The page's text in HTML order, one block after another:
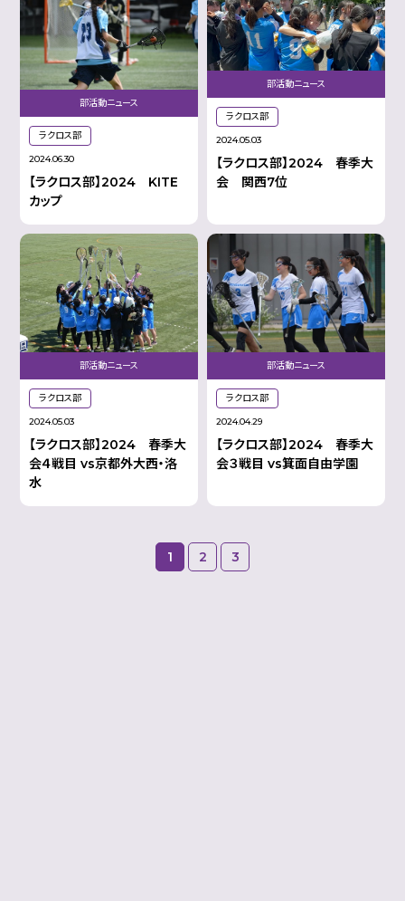
2024.06.30
部活動ニュース
ラクロス部
【ラクロス部】2024 KITE
カップ
2024.05.03
部活動ニュース
ラクロス部
【ラクロス部】2024 春季大
会 関西7位
2024.05.03
部活動ニュース
ラクロス部
【ラクロス部】2024 春季大
会４戦目 vs京都外大西・洛
水
2024.04.29
部活動ニュース
ラクロス部
【ラクロス部】2024 春季大
会３戦目 vs箕面自由学園
1 2 3